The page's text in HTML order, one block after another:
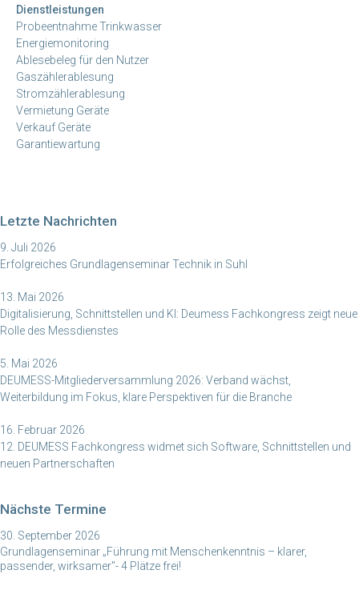
Dienstleistungen
Probeentnahme Trinkwasser
Energiemonitoring
Ablesebeleg für den Nutzer
Gaszählerablesung
Stromzählerablesung
Vermietung Geräte
Verkauf Geräte
Garantiewartung
Letzte Nachrichten
9. Juli 2026
Erfolgreiches Grundlagenseminar Technik in Suhl
13. Mai 2026
Digitalisierung, Schnittstellen und KI: Deumess Fachkongress zeigt neue
Rolle des Messdienstes
5. Mai 2026
DEUMESS-Mitgliederversammlung 2026: Verband wächst,
Weiterbildung im Fokus, klare Perspektiven für die Branche
16. Februar 2026
12. DEUMESS Fachkongress widmet sich Software, Schnittstellen und
neuen Partnerschaften
Nächste Termine
30. September 2026
Grundlagenseminar „Führung mit Menschenkenntnis – klarer,
passender, wirksamer"- 4 Plätze frei!